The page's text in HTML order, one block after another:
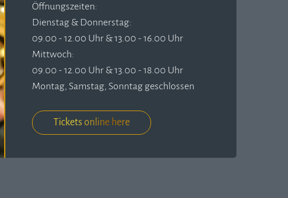
Öffnungszeiten:
Dienstag & Donnerstag:
09.00 - 12.00 Uhr & 13.00 - 16.00 Uhr
Mittwoch:
09.00 - 12.00 Uhr & 13.00 - 18.00 Uhr
Montag, Samstag, Sonntag geschlossen
Tickets online here